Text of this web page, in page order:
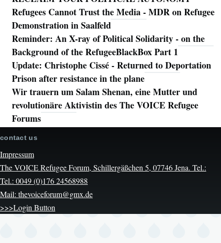
Refugees Cannot Trust the Media - MDR on Refugee
Demonstration in Saalfeld
Reminder: An X-ray of Political Solidarity - on the
Background of the RefugeeBlackBox Part 1
Update: Christophe Cissé - Returned to Deportation
Prison after resistance in the plane
Wir trauern um Salam Shenan, eine Mutter und
revolutionäre Aktivistin des The VOICE Refugee
Forums
contact us
Impressum
The VOICE Refugee Forum, Schillergäßchen 5, 07746 Jena. Tel.:
Tel.: 0049 (0)176 24568988
Mail: thevoiceforum@gmx.de
>>>Login Button